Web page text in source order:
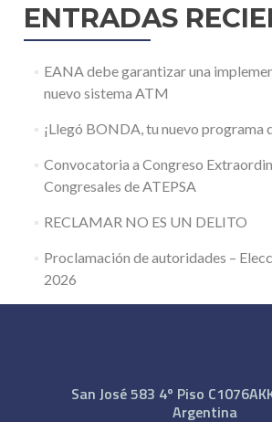
ENTRADAS
EANA debe garantizar una
nuevo sistema ATM
¡Llegó BONDA, tu nuevo programa
Convocatoria a Congreso
Congresales de ATEPSA
RECLAMAR NO ES UN DELITO
Proclamación de autoridades –
2026
San José 583 4º Piso
Argentina